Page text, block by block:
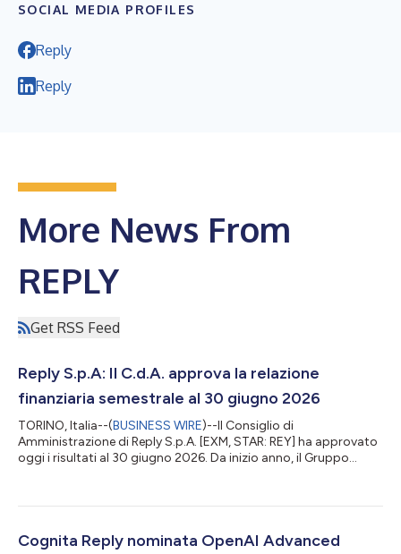
SOCIAL MEDIA PROFILES
Reply
Reply
More News From
REPLY
Get RSS Feed
Reply S.p.A: Il C.d.A. approva la relazione
finanziaria semestrale al 30 giugno 2026
TORINO, Italia--(BUSINESS WIRE)--Il Consiglio di
Amministrazione di Reply S.p.A. [EXM, STAR: REY] ha approvato
oggi i risultati al 30 giugno 2026. Da inizio anno, il Gruppo
Positivi tutti gli indicatori di periodo. Nel primo semestre 2026
223,7 milioni di Euro registrati nel 2025, ed è pari al 17,8% del f...
Cognita Reply nominata OpenAI Advanced